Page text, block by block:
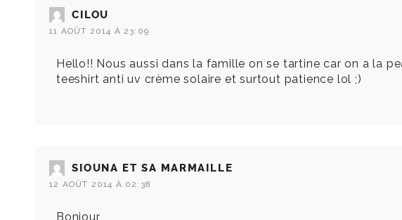
CILOU
11 AOÛT 2014 À 23:09
Hello!! Nous aussi dans la famille on se tartine car on a la
teeshirt anti uv crème solaire et surtout patience lol ;)
SIOUNA ET SA MARMAILLE
12 AOÛT 2014 À 02:38
Bonjour